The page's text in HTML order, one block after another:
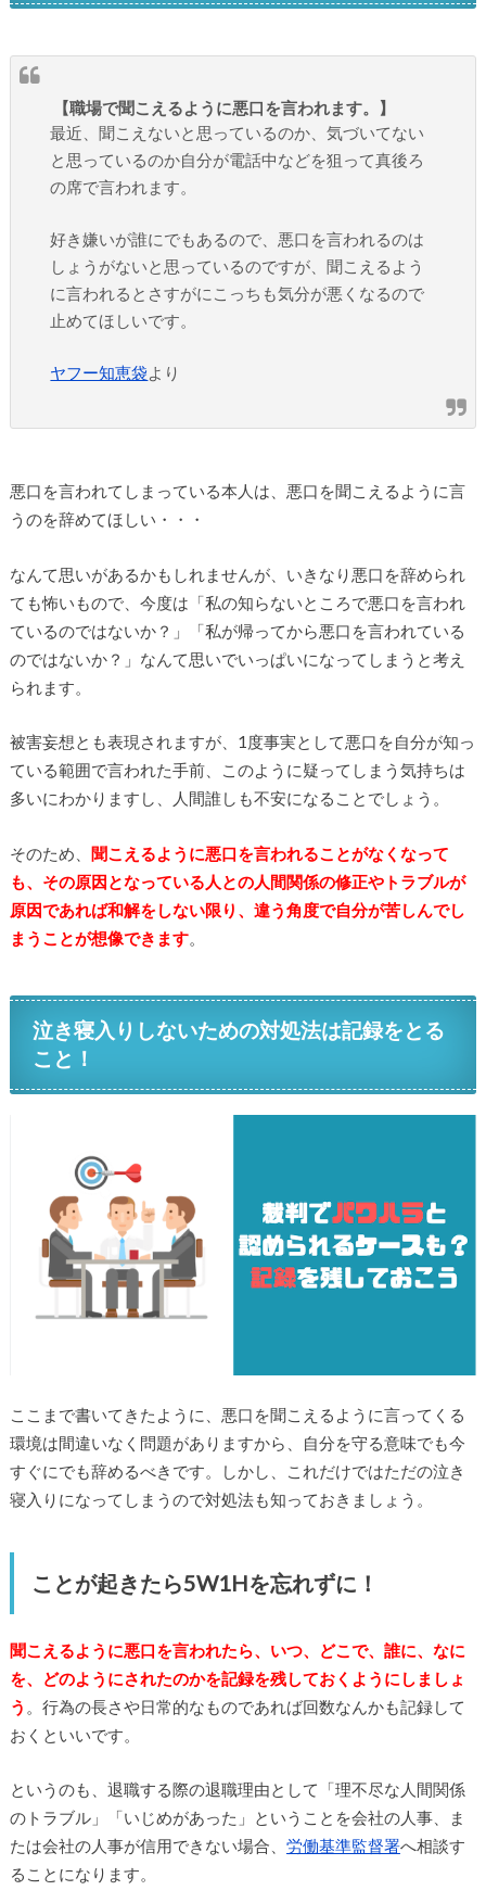
【職場で聞こえるように悪口を言われます。】
最近、聞こえないと思っているのか、気づいてない
と思っているのか自分が電話中などを狙って真後ろ
の席で言われます。
好き嫌いが誰にでもあるので、悪口を言われるのは
しょうがないと思っているのですが、聞こえるよう
に言われるとさすがにこっちも気分が悪くなるので
止めてほしいです。
ヤフー知恵袋より
悪口を言われてしまっている本人は、悪口を聞こえるように言
うのを辞めてほしい・・・
なんて思いがあるかもしれませんが、いきなり悪口を辞められ
ても怖いもので、今度は「私の知らないところで悪口を言われ
ているのではないか？」「私が帰ってから悪口を言われている
のではないか？」なんて思いでいっぱいになってしまうと考え
られます。
被害妄想とも表現されますが、1度事実として悪口を自分が知っ
ている範囲で言われた手前、このように疑ってしまう気持ちは
多いにわかりますし、人間誰しも不安になることでしょう。
そのため、 聞こえるように悪口を言われることがなくなって
も、その原因となっている人との人間関係の修正やトラブルが
原因であれば和解をしない限り、違う角度で自分が苦しんでし
まうことが想像できます。
泣き寝入りしないための対処法は記録をとる
こと！
ここまで書いてきたように、悪口を聞こえるように言ってくる
環境は間違いなく問題がありますから、自分を守る意味でも今
すぐにでも辞めるべきです。しかし、これだけではただの泣き
寝入りになってしまうので対処法も知っておきましょう。
ことが起きたら5W1Hを忘れずに！
聞こえるように悪口を言われたら、いつ、どこで、誰に、なに
を、どのようにされたのかを記録を残しておくようにしましょ
う 。行為の長さや日常的なものであれば回数なんかも記録して
おくといいです。
というのも、退職する際の退職理由として「理不尽な人間関係
のトラブル」「いじめがあった」ということを会社の人事、ま
たは会社の人事が信用できない場合、 労働基準監督署へ相談す
ることになります。